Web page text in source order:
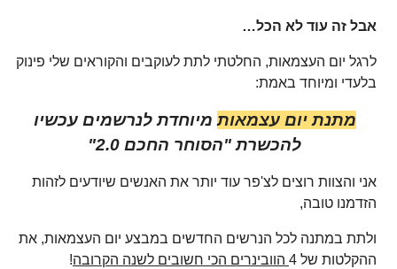
אבל זה עוד לא הכל…
לרגל יום העצמאות, החלטתי לתת לעוקבים והקוראים שלי פינוק
בלעדי ומיוחד באמת:
מתנת יום עצמאותמיוחדת לנרשמים עכשיו
להכשרת "הסוחר החכם 2.0"
אני והצוות רוצים לצ'פר עוד יותר את האנשים שיודעים לזהות
הזדמנו טובה,
ולתת במתנה לכל הנרשים החדשים במבצע יום העצמאות, את
ההקלטות של 4
הוובינרים הכי חשובים לשנה הקרובה!